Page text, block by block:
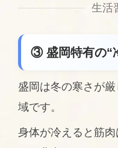
生活
③ 盛岡特有の“
盛岡は冬の寒さが
域です。
身体が冷えると筋